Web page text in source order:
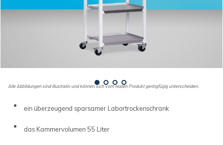
Alle Abbildungen sind illustrativ und können sich vom realen Produkt geringfügig unterscheiden.
ein überzeugend sparsamer Labortrockenschrank
das Kammervolumen 55 Liter